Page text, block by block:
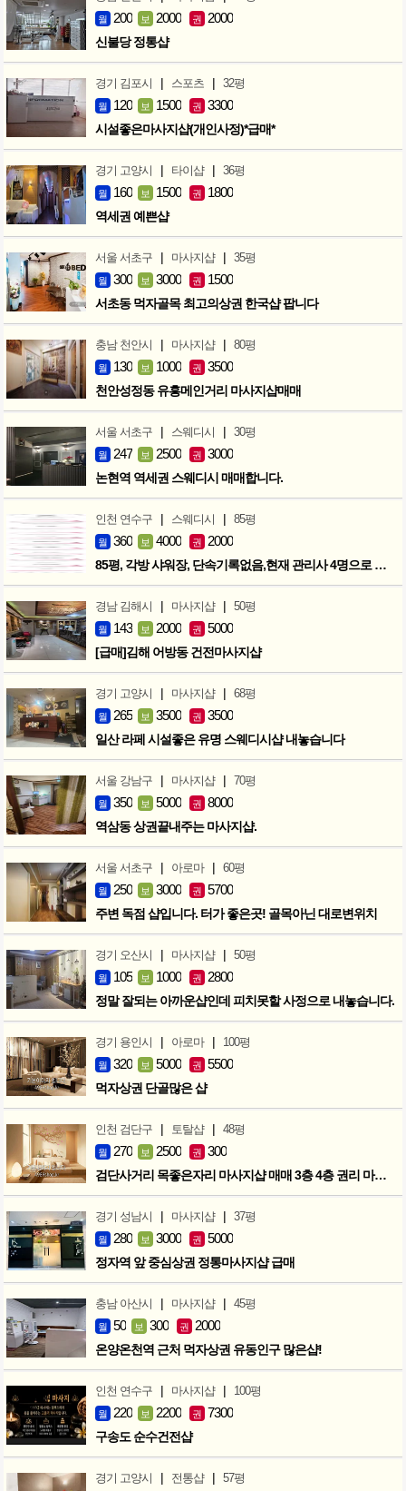
월 200 보 2000 권 2000
신불당 정통샵
경기 김포시 | 스포츠 | 32평
월 120 보 1500 권 3300
시설좋은마사지샵(개인사정)*급매*
경기 고양시 | 타이샵 | 36평
월 160 보 1500 권 1800
역세권 예쁜샵
서울 서초구 | 마사지샵 | 35평
월 300 보 3000 권 1500
서초동 먹자골목 최고의상권 한국샵 팝니다
충남 천안시 | 마사지샵 | 80평
월 130 보 1000 권 3500
천안성정동 유흥메인거리 마사지샵매매
서울 서초구 | 스웨디시 | 30평
월 247 보 2500 권 3000
논현역 역세권 스웨디시 매매합니다.
인천 연수구 | 스웨디시 | 85평
월 360 보 4000 권 2000
85평, 각방 샤워장, 단속기록없음,현재 관리사 4명으로 성업중
경남 김해시 | 마사지샵 | 50평
월 143 보 2000 권 5000
[급매]김해 어방동 건전마사지샵
경기 고양시 | 마사지샵 | 68평
월 265 보 3500 권 3500
일산 라페 시설좋은 유명 스웨디시샵 내놓습니다
서울 강남구 | 마사지샵 | 70평
월 350 보 5000 권 8000
역삼동 상권끝내주는 마사지샵.
서울 서초구 | 아로마 | 60평
월 250 보 3000 권 5700
주변 독점 샵입니다. 터가 좋은곳! 골목아닌 대로변위치
경기 오산시 | 마사지샵 | 50평
월 105 보 1000 권 2800
정말 잘되는 아까운샵인데 피치못할 사정으로 내놓습니다.
경기 용인시 | 아로마 | 100평
월 320 보 5000 권 5500
먹자상권 단골많은 샵
인천 검단구 | 토탈샵 | 48평
월 270 보 2500 권 300
검단사거리 목좋은자리 마사지샵 매매 3층 4층 권리 마지막인하 300만
경기 성남시 | 마사지샵 | 37평
월 280 보 3000 권 5000
정자역 앞 중심상권 정통마사지샵 급매
충남 아산시 | 마사지샵 | 45평
월 50 보 300 권 2000
온양온천역 근처 먹자상권 유동인구 많은샵!
인천 연수구 | 마사지샵 | 100평
월 220 보 2200 권 7300
구송도 순수건전샵
경기 고양시 | 전통샵 | 57평